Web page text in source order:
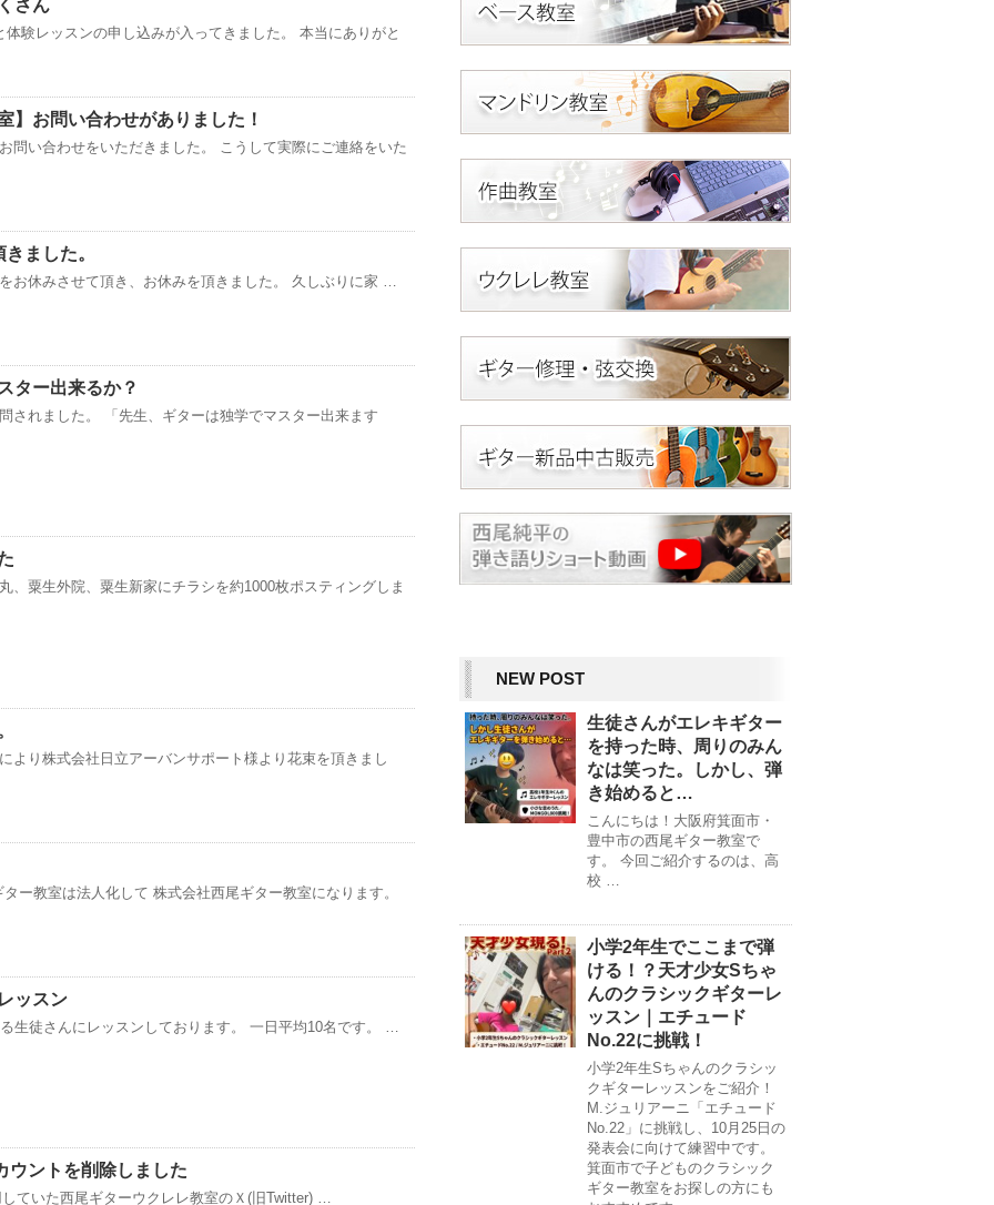
さん
体験レッスンの申し込みが入ってきました。 本当にありがと
】お問い合わせがありました！
問い合わせをいただきました。 こうして実際にご連絡をいた
ました。
お休みさせて頂き、お休みを頂きました。 久しぶりに家 …
ター出来るか？
されました。 「先生、ギターは独学でマスター出来ます
、粟生外院、粟生新家にチラシを約1000枚ポスティングしま
より株式会社日立アーバンサポート様より花束を頂きまし
ー教室は法人化して 株式会社西尾ギター教室になります。
ッスン
生徒さんにレッスンしております。 一日平均10名です。 …
ウントを削除しました
ていた西尾ギターウクレレ教室のＸ(旧Twitter) …
NEW POST
生徒さんがエレキギター
を持った時、周りのみん
なは笑った。しかし、弾
き始めると…
こんにちは！大阪府箕面市・
豊中市の西尾ギター教室で
す。 今回ご紹介するのは、高
校 …
小学2年生でここまで弾
ける！？天才少女Sちゃ
んのクラシックギターレ
ッスン｜エチュード
No.22に挑戦！
小学2年生Sちゃんのクラシッ
クギターレッスンをご紹介！
M.ジュリアーニ「エチュード
No.22」に挑戦し、10月25日の
発表会に向けて練習中です。
箕面市で子どものクラシック
ギター教室をお探しの方にも